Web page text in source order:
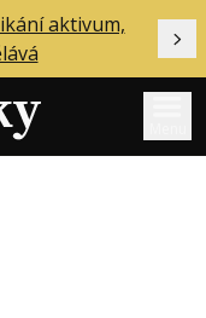
aktivum,